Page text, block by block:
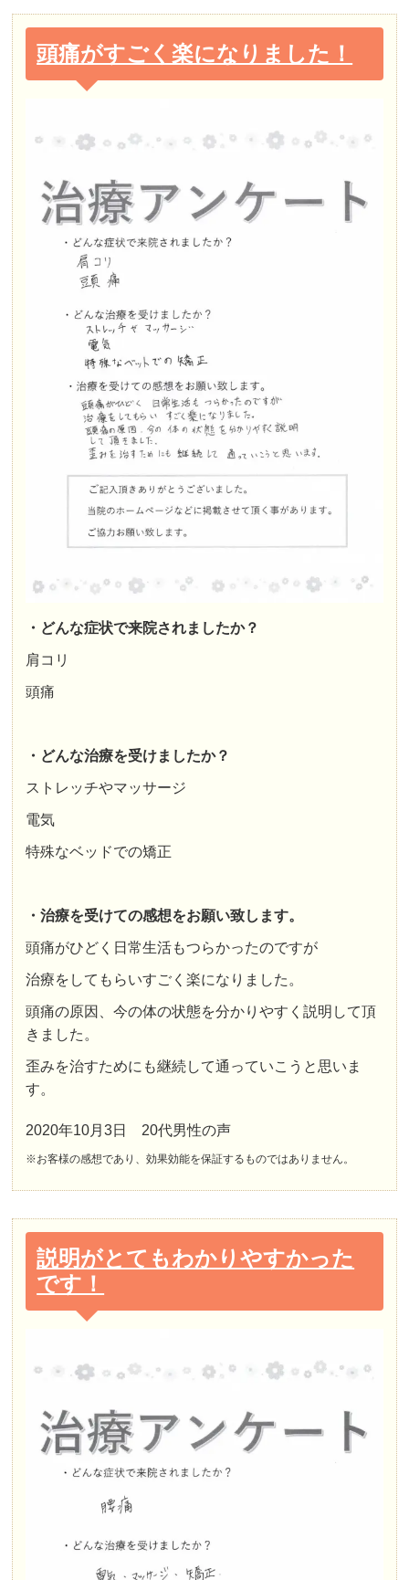
頭痛がすごく楽になりました！
・どんな症状で来院されましたか？
肩コリ
頭痛
・どんな治療を受けましたか？
ストレッチやマッサージ
電気
特殊なベッドでの矯正
・治療を受けての感想をお願い致します。
頭痛がひどく日常生活もつらかったのですが
治療をしてもらいすごく楽になりました。
頭痛の原因、今の体の状態を分かりやすく説明して頂
きました。
歪みを治すためにも継続して通っていこうと思いま
す。
2020年10月3日 20代男性の声
※お客様の感想であり、効果効能を保証するものではありません。
説明がとてもわかりやすかった
です！